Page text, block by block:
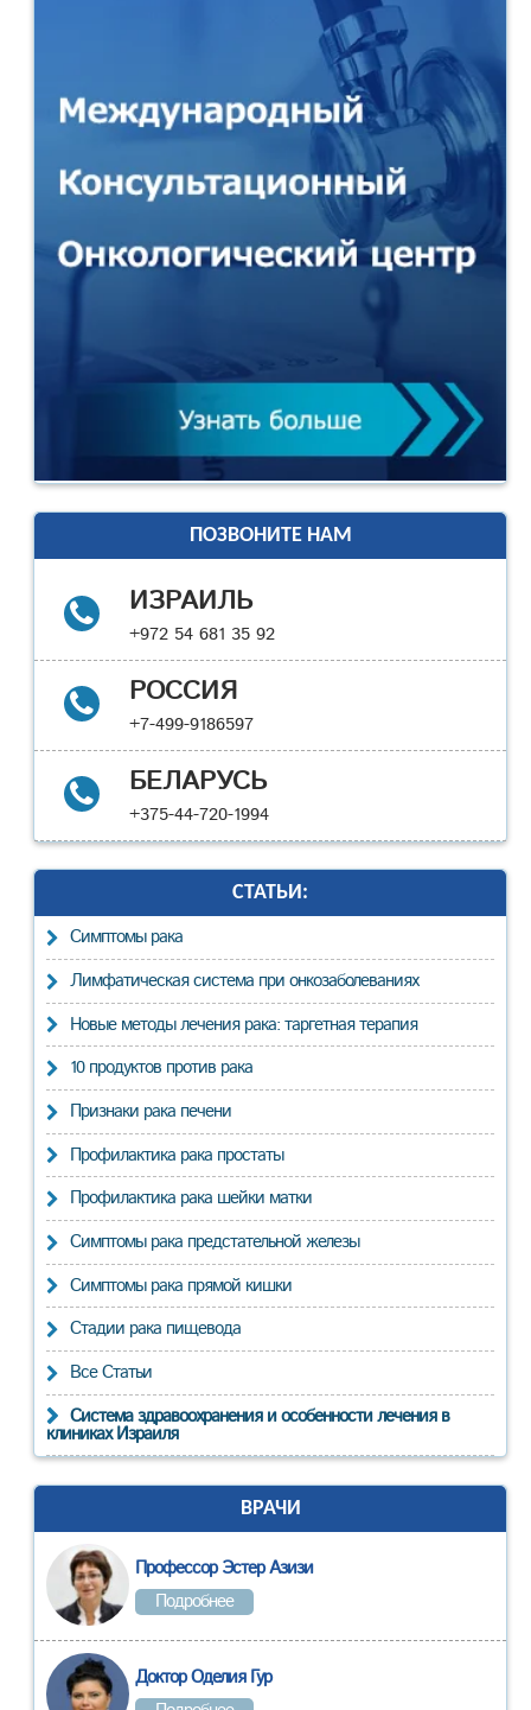
ПОЗВОНИТЕ НАМ
ИЗРАИЛЬ
+972 54 681 35 92
РОССИЯ
+7-499-9186597
БЕЛАРУСЬ
+375-44-720-1994
СТАТЬИ:
Cимптомы рака
Лимфатическая система при онкозаболеваниях
Новые методы лечения рака: таргетная терапия
10 продуктов против рака
Признаки рака печени
Профилактика рака простаты
Профилактика рака шейки матки
Симптомы рака предстательной железы
Симптомы рака прямой кишки
Стадии рака пищевода
Все Статьи
Система здравоохранения и особенности лечения в
клиниках Израиля
ВРАЧИ
Профессор Эстер Азизи
Подробнее
Доктор Оделия Гур